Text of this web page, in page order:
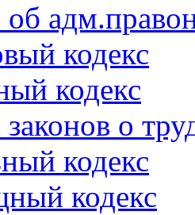
об
кодекс
кодекс
о
кодекс
кодекс